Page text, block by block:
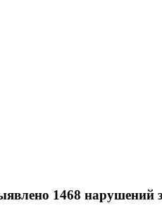
1468 нарушений